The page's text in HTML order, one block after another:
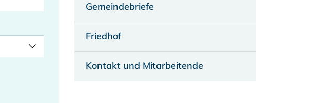
Gemeindebriefe
Friedhof
Kontakt und Mitarbeitende